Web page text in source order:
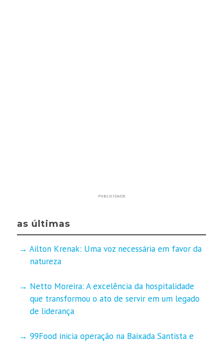
PUBLICIDADE
as últimas
Ailton Krenak: Uma voz necessária em favor da
natureza
Netto Moreira: A excelência da hospitalidade
que transformou o ato de servir em um legado
de liderança
99Food inicia operação na Baixada Santista e